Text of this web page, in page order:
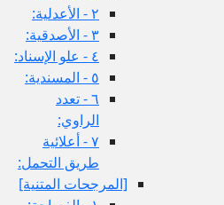
٦ - تعدد
الراوي:
٧ - أعلائية
طريق التحمل:
[المرجحات المتنية]